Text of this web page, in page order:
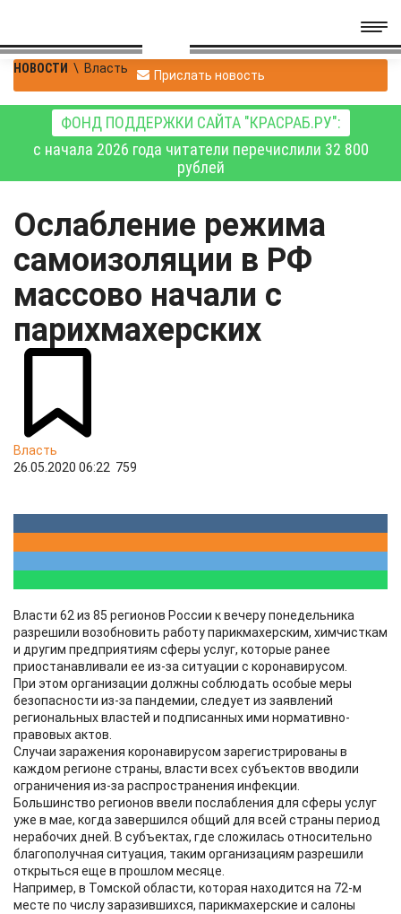
НОВОСТИ \ Власть Прислать новость
ФОНД ПОДДЕРЖКИ САЙТА "КРАСРАБ.РУ":
с начала 2026 года читатели перечислили 32 800
рублей
Ослабление режима
самоизоляции в РФ
массово начали с
парихмахерских
Власть
26.05.2020 06:22 759
Власти 62 из 85 регионов России к вечеру понедельника
разрешили возобновить работу парикмахерским, химчисткам
и другим предприятиям сферы услуг, которые ранее
приостанавливали ее из-за ситуации с коронавирусом.
При этом организации должны соблюдать особые меры
безопасности из-за пандемии, следует из заявлений
региональных властей и подписанных ими нормативно-
правовых актов.
Случаи заражения коронавирусом зарегистрированы в
каждом регионе страны, власти всех субъектов вводили
ограничения из-за распространения инфекции.
Большинство регионов ввели послабления для сферы услуг
уже в мае, когда завершился общий для всей страны период
нерабочих дней. В субъектах, где сложилась относительно
благополучная ситуация, таким организациям разрешили
открыться еще в прошлом месяце.
Например, в Томской области, которая находится на 72-м
месте по числу заразившихся, парикмахерские и салоны